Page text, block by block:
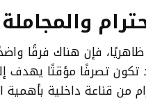
والمجاملة
فإن هناك فرقًا
تكون تصرفًا مؤقتًا يهدف
من قناعة داخلية